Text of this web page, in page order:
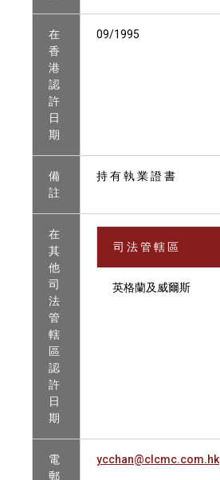
在
香
港
認
許
日
期
09/1995
備
註
持 有 執 業 證 書
在
其
他
司
法
管
轄
區
認
許
日
期
司 法 管 轄 區
英格蘭及威爾斯
電
郵
ycchan@clcmc.com.hk